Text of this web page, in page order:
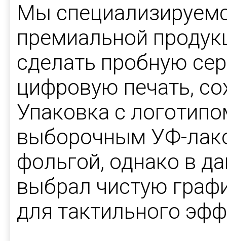
Мы
премиальной
сделать пробную
цифровую печать,
Упаковка с
выборочным УФ-
фольгой, однако в
выбрал чистую
для тактильного